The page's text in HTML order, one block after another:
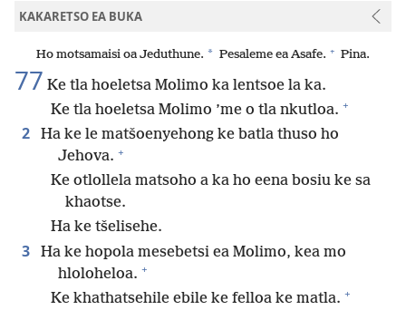
KAKARETSO EA BUKA
Ho motsamaisi oa Jeduthune. * Pesaleme ea Asafe. + Pina.
77 Ke tla hoeletsa Molimo ka lentsoe la ka.
Ke tla hoeletsa Molimo ’me o tla nkutloa. +
2
Ha ke le matšoenyehong ke batla thuso ho
Jehova. +
Ke otlollela matsoho a ka ho eena bosiu ke sa
khaotse.
Ha ke tšelisehe.
3
Ha ke hopola mesebetsi ea Molimo, kea mo
hloloheloa. +
Ke khathatsehile ebile ke felloa ke matla. +